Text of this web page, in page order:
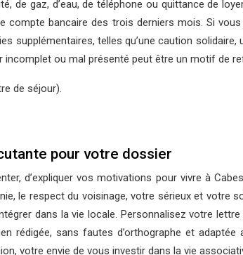
de gaz, d’eau, de téléphone ou quittance de
compte bancaire des trois derniers mois. Si
supplémentaires, telles qu’une caution
incomplet ou mal présenté peut être un motif de
de séjour).
pour votre dossier
d’expliquer vos motivations pour vivre à
le respect du voisinage, votre sérieux et
dans la vie locale. Personnalisez votre
rédigée, sans fautes d’orthographe et
votre envie de vous investir dans la vie